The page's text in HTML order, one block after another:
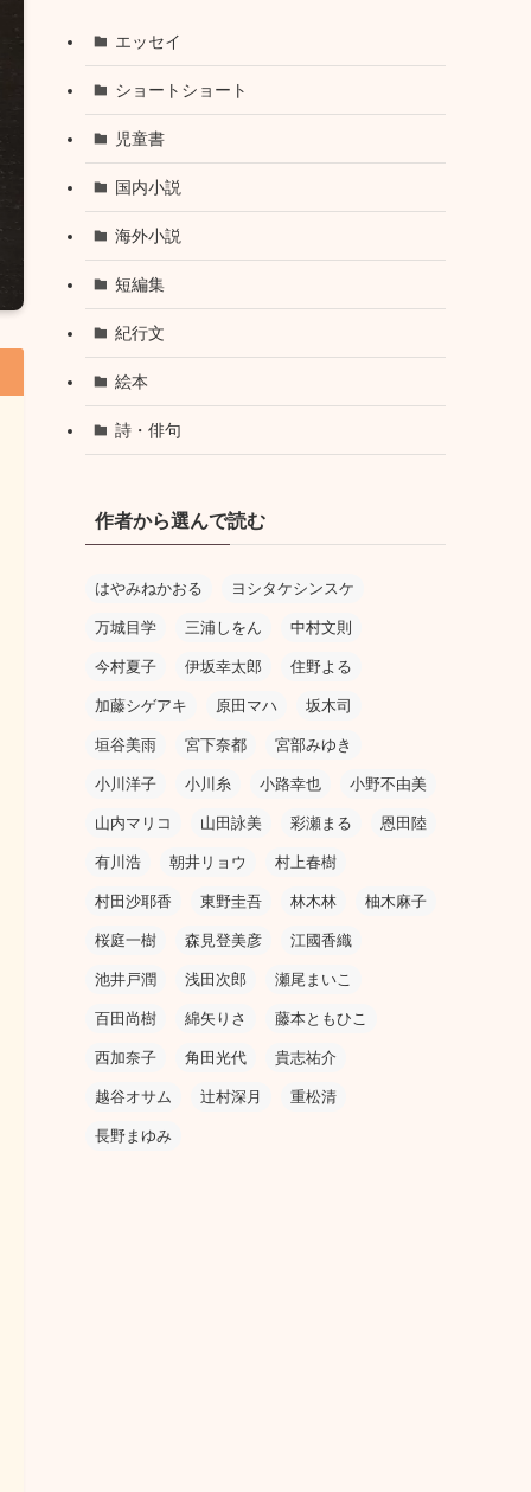
エッセイ
ショートショート
児童書
国内小説
海外小説
短編集
紀行文
絵本
詩・俳句
作者から選んで読む
はやみねかおる ヨシタケシンスケ
万城目学 三浦しをん 中村文則
今村夏子 伊坂幸太郎 住野よる
加藤シゲアキ 原田マハ 坂木司
垣谷美雨 宮下奈都 宮部みゆき
小川洋子 小川糸 小路幸也 小野不由美
山内マリコ 山田詠美 彩瀬まる 恩田陸
有川浩 朝井リョウ 村上春樹
村田沙耶香 東野圭吾 林木林 柚木麻子
桜庭一樹 森見登美彦 江國香織
池井戸潤 浅田次郎 瀬尾まいこ
百田尚樹 綿矢りさ 藤本ともひこ
西加奈子 角田光代 貴志祐介
越谷オサム 辻村深月 重松清
長野まゆみ